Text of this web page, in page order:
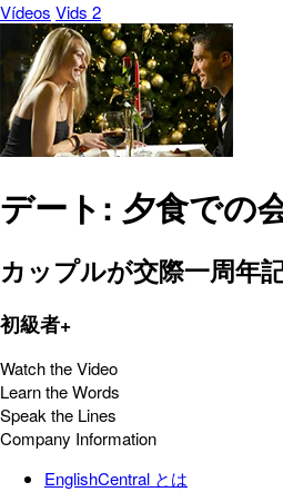
Vídeos Vids 2
デート: 夕食での
カップルが交際一周年
初級者+
Watch the Video
Learn the Words
Speak the Lines
Company Information
EnglishCentral とは